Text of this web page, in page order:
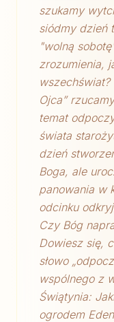
szukamy
siódmy dzień
"wolną
zrozumienia,
Ojca”
temat
świata
dzień
Boga, ale
panowania w
odcinku
Czy Bóg
Dowiesz się,
słowo
wspólnego z
Świątynia:
ogrodem